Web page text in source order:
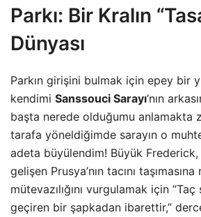
Parkı: Bir Kralın
Dünyası
Parkın girişini bulmak için epey bir
kendimi Sanssouci Sarayı‘nın
başta nerede olduğumu anlamakta
tarafa yöneldiğimde sarayın o
adeta büyülendim! Büyük Frederick,
gelişen Prusya’nın tacını
mütevazılığını vurgulamak için
geçiren bir şapkadan ibarettir,”